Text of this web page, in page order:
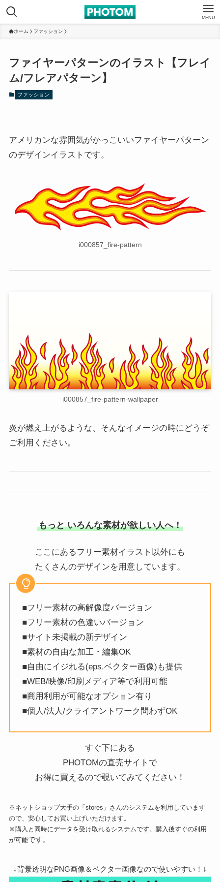
MENU
ホーム ファッション
ファイヤーパターンのイラスト【フレイ
ム/フレアパターン】
ファッション
アメリカンな雰囲気がかっこいいファイヤーパターン
のデザインイラストです。
i000857_fire-pattern
i000857_fire-pattern-wallpaper
炎が燃え上がるような、そんなイメージの時にどうぞ
ご利用ください。
もっと いろんな素材が欲しい人へ！
ここにあるフリー素材イラスト以外にも
たくさんのデザインを用意しています。
■フリー素材の高解像度バージョン
■フリー素材の色違いバージョン
■サイト未掲載の新デザイン
■素材の自由な加工・編集OK
■自由にイジれる(eps.ベクター画像)も提供
■WEB/映像/印刷メディア等で利用可能
■商用利用が可能なオプション有り
■個人/法人/クライアントワーク問わずOK
すぐ下にある
PHOTOMの直売サイトで
お得に買えるので覗いてみてください！
※ネットショップ大手の「stores」さんのシステムを利用しています
ので、安心してお買い上げいただけます。
※購入と同時にデータを受け取れるシステムです。購入後すぐの利用
が可能です。
↓背景透明なPNG画像＆ベクター画像なので使いやすい！↓